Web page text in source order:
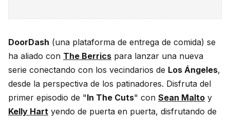
DoorDash (una plataforma de entrega de comida) se
ha aliado con The Berrics para lanzar una nueva
serie conectando con los vecindarios de Los Ángeles,
desde la perspectiva de los patinadores. Disfruta del
primer episodio de "In The Cuts" con Sean Malto y
Kelly Hart yendo de puerta en puerta, disfrutando de